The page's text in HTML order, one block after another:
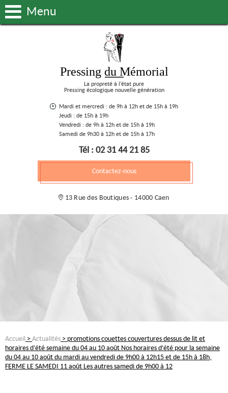
Menu
Pressing du Mémorial
La propreté à l’état pure
Pressing écologique nouvelle génération
Mardi et mercredi : de 9h à 12h et de 15h à 19h
Jeudi : de 15h à 19h
Vendredi : de 9h à 12h et de 15h à 19h
Samedi de 9h30 à 12h et de 15h à 17h
Tél : 02 31 44 21 85
Contactez-nous
13 Rue des Boutiques - 14000 Caen
Accueil >Actualités > promotions couettes couvertures dessus de lit et
horaires d'été semaine du 04 au 10 août Nos horaires d'été pour la semaine
du 04 au 10 août du mardi au vendredi de 9h00 à 12h15 et de 15h à 18h,
FERME LE SAMEDI 11 août Les autres samedi de 9h00 à 12